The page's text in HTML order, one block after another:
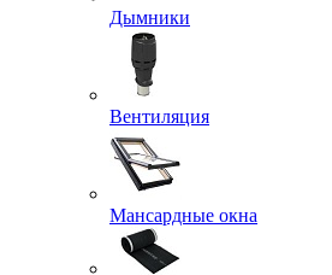
Дымники
Вентиляция
Мансардные окна